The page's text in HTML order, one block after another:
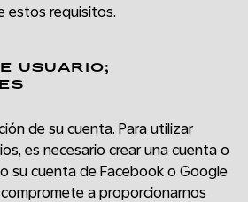
estos requisitos.
USUARIO;
de su cuenta. Para utilizar
es necesario crear una cuenta o
su cuenta de Facebook o Google
a proporcionarnos